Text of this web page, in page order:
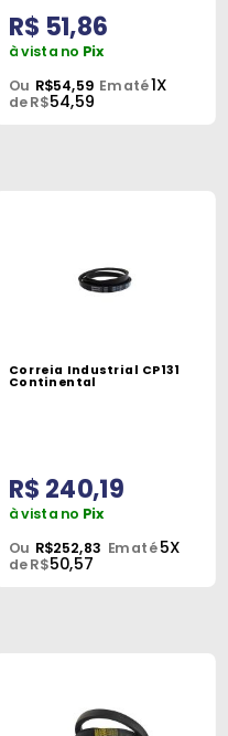
R$ 51,86
à vista no Pix
Ou R$54,59 Em até1X
de R$54,59
Correia Industrial CP131
Continental
R$ 240,19
à vista no Pix
Ou R$252,83 Em até5X
de R$50,57